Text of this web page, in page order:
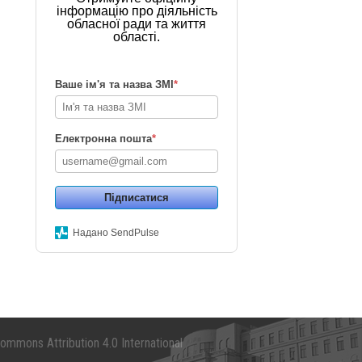
інформацію про діяльність
обласної ради та життя
області.
Ваше ім'я та назва ЗМІ*
Електронна пошта*
Підписатися
Надано SendPulse
Attribution 4.0 International